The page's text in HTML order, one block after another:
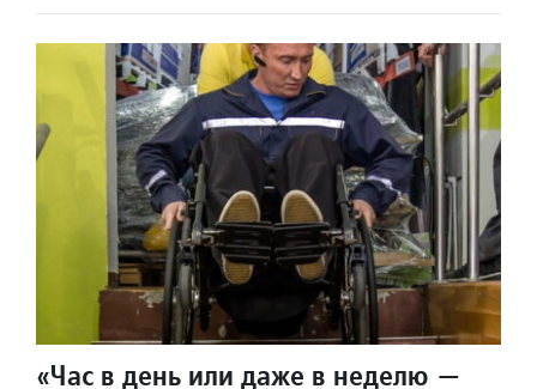
«Час в день или даже в неделю —